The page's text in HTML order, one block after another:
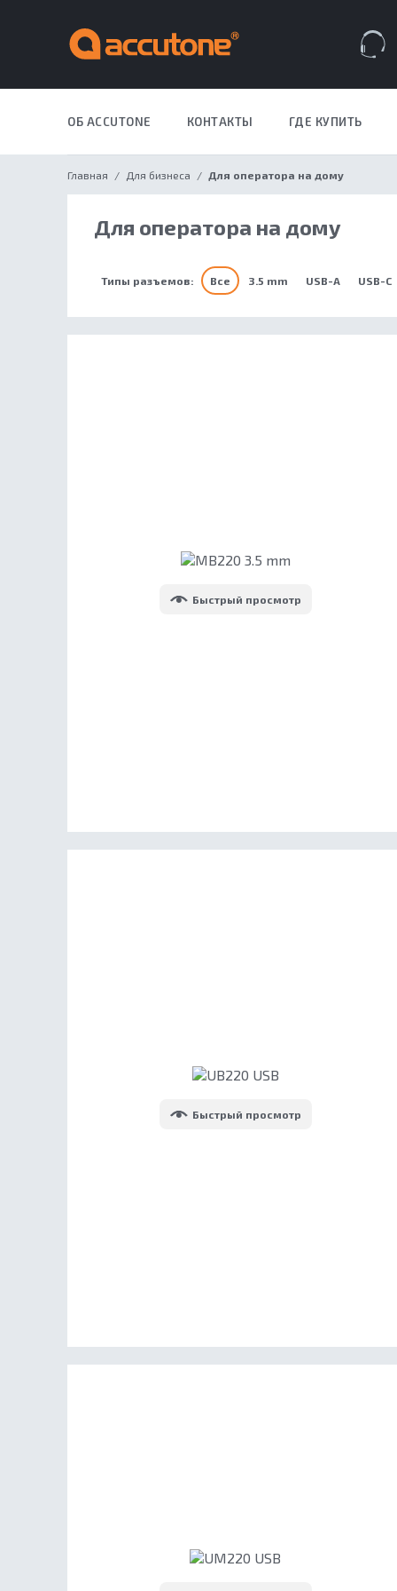
Поиск по сайту
Избранное
Корзина
ОБ ACCUTONE КОНТАКТЫ ГДЕ КУПИТЬ
Всплывающее меню
Навигация по сайту
Главная Для бизнеса Для оператора на дому
Для оператора на дому
Типы разъемов: Все 3.5 mm USB-A USB-C
Быстрый просмотр
Быстрый просмотр